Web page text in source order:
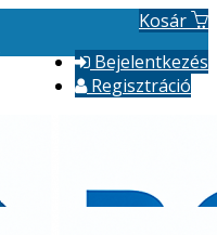
Kosár
Bejelentkezés
Regisztráció